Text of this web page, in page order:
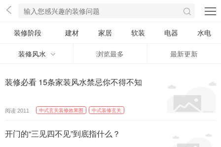
装修阶段 建材 家居 软装 电器 水电
装修风水 浏览最多 最新更新
装修必看 15条家装风水禁忌你不得不知
阅读 2011 中式玄关装修效果图 中式装修玄关
开门的“三见四不见”到底指什么？